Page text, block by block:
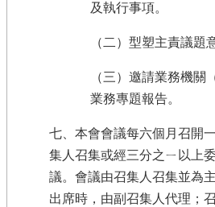
及執行事項。
（二）型塑主責議題
（三）邀請業務機關
業務專題報告。
七、本會會議每六個月召開
集人召集或經三分之ㄧ以上
議。會議由召集人召集並為
出席時，由副召集人代理；